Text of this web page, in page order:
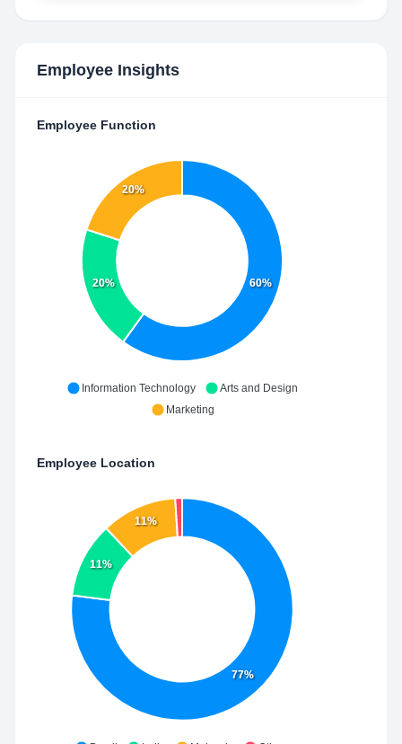
Employee Insights
Employee Function
60%
20%
20%
Information Technology
Arts and Design
Marketing
Employee Location
77%
11%
11%